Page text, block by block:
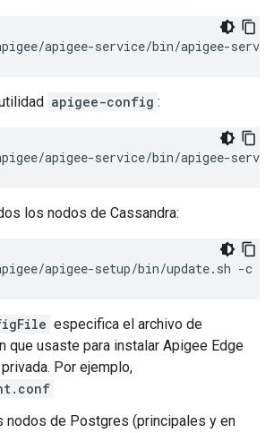
apigee-service/bin/apigee-
apigee-config :
apigee-service/bin/apigee-
los nodos de Cassandra:
apigee-setup/bin/update.sh -c
especifica el archivo de
que usaste para instalar Apigee Edge
Por ejemplo,
nodos de Postgres (principales y en